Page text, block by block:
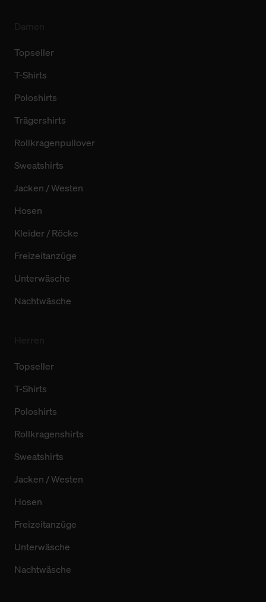
Topseller
T-Shirts
Poloshirts
Trägershirts
Rollkragenpullover
Sweatshirts
Jacken / Westen
Hosen
Kleider / Röcke
Freizeitanzüge
Unterwäsche
Nachtwäsche
Topseller
T-Shirts
Poloshirts
Rollkragenshirts
Sweatshirts
Jacken / Westen
Hosen
Freizeitanzüge
Unterwäsche
Nachtwäsche